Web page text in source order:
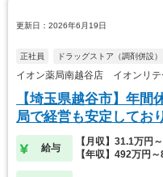
更新日：2026年6月19日
正社員 ドラッグストア（調剤併設）
イオン薬局南越谷店 イオンリテ
【埼玉県越谷市】年
局で経営も安定してお
給与
【月収】31.1万円
【年収】492万円